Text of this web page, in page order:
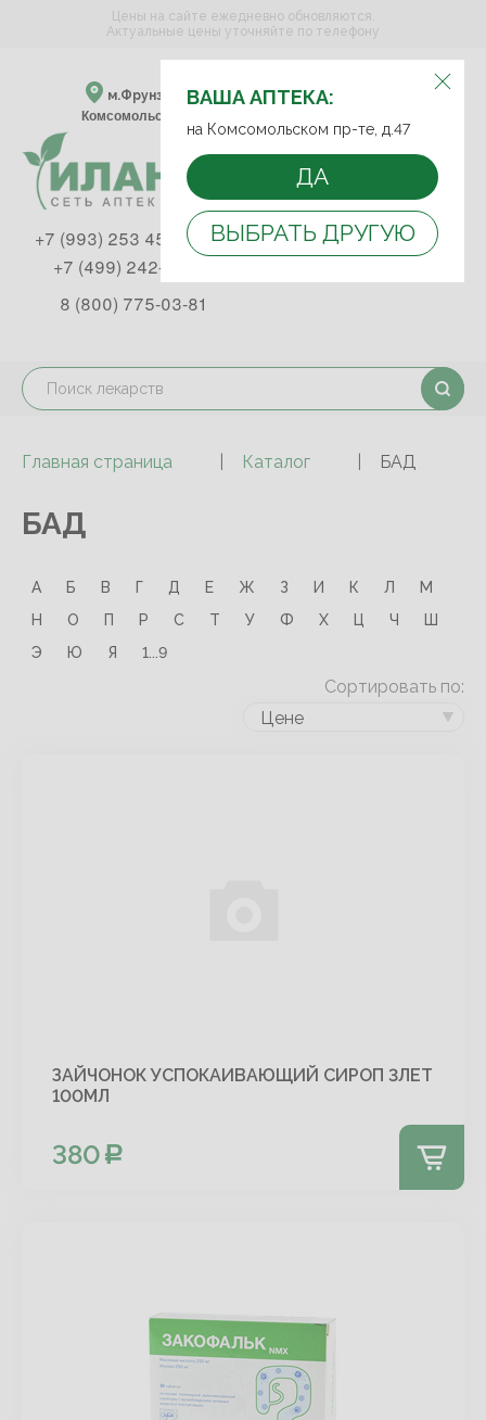
ВЫБЕРИТЕ АПТЕКУ:
м.Фрунзенская м.Спортивная
Комсомольский пр-т, д. 47
ВАША АПТЕКА:
на Комсомольском пр-те, д.47
ДА
ВЫБРАТЬ ДРУГУЮ
Цены на сайте ежедневно обновляются.
Актуальные цены уточняйте по телефону
+7 (993) 253 45 93
+7 (499) 242-90-85
8 (800) 775-03-81
Главная страница Каталог БАД
БАД
А Б В Г Д Е Ж З И К Л
М
Н
О П Р С Т У Ф Х Ц Ч
Ш
Э
Ю Я 1...9
Сортировать по:
Цене
ЗАЙЧОНОК УСПОКАИВАЮЩИЙ СИРОП 3ЛЕТ
100МЛ
380